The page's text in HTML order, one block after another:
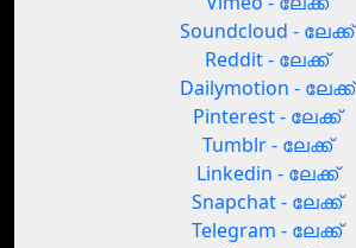
Soundcloud - ലേക്ക്
Reddit - ലേക്ക്
Dailymotion - ലേക്ക്
Pinterest - ലേക്ക്
Tumblr - ലേക്ക്
Linkedin - ലേക്ക്
Snapchat - ലേക്ക്
Telegram - ലേക്ക്